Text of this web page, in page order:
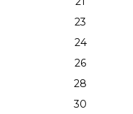
23
24
26
28
30